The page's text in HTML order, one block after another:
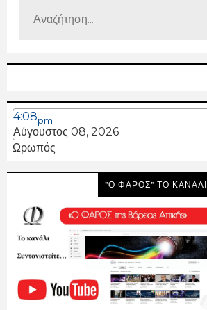
4:08pm
Αύγουστος 08, 2026
Ωρωπός
"Ο ΦΑΡΟΣ" ΤΟ ΚΑΝΑΛΙ